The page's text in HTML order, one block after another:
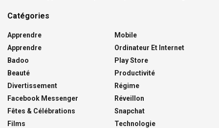
Catégories
Apprendre
Apprendre
Badoo
Beauté
Divertissement
Facebook Messenger
Fêtes & Célébrations
Films
Mobile
Ordinateur Et Internet
Play Store
Productivité
Régime
Réveillon
Snapchat
Technologie